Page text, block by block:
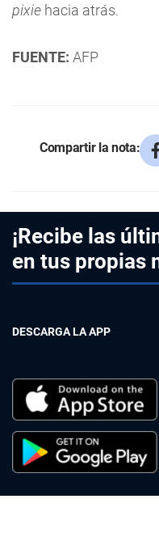
pixie hacia atrás.
FUENTE: AFP
Compartir la nota:
¡Recibe las
en tus propias
DESCARGA LA APP